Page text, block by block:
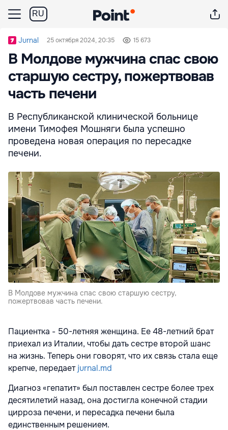
RU
Jurnal 25 октября 2024, 20:35 15 673
В Молдове мужчина спас свою
старшую сестру, пожертвовав
часть печени
В Республиканской клинической больнице
имени Тимофея Мошняги была успешно
проведена новая операция по пересадке
печени.
В Молдове мужчина спас свою старшую сестру,
пожертвовав часть печени.
Пациентка - 50-летняя женщина. Ее 48-летний брат
приехал из Италии, чтобы дать сестре второй шанс
на жизнь. Теперь они говорят, что их связь стала еще
крепче, передаетjurnal.md
Диагноз «гепатит» был поставлен сестре более трех
десятилетий назад, она достигла конечной стадии
цирроза печени, и пересадка печени была
единственным решением.